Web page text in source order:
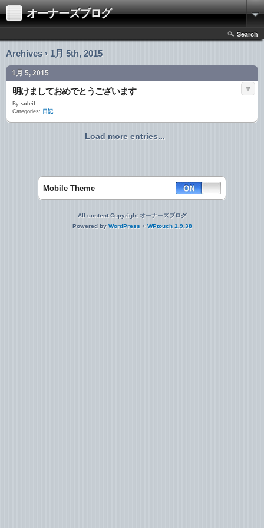
オーナーズブログ
Search
Archives › 1月 5th, 2015
1月 5, 2015
明けましておめでとうございます
By soleil
Categories: 日記
Load more entries...
Mobile Theme
All content Copyright オーナーズブログ
Powered by WordPress + WPtouch 1.9.38